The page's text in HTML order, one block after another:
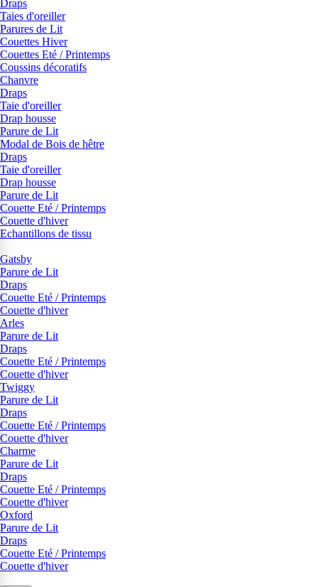
Draps
Taies d'oreiller
Parures de Lit
Couettes Hiver
Couettes Eté / Printemps
Coussins décoratifs
Chanvre
Draps
Taie d'oreiller
Drap housse
Parure de Lit
Modal de Bois de hêtre
Draps
Taie d'oreiller
Drap housse
Parure de Lit
Couette Eté / Printemps
Couette d'hiver
Echantillons de tissu
Gatsby
Parure de Lit
Draps
Couette Eté / Printemps
Couette d'hiver
Arles
Parure de Lit
Draps
Couette Eté / Printemps
Couette d'hiver
Twiggy
Parure de Lit
Draps
Couette Eté / Printemps
Couette d'hiver
Charme
Parure de Lit
Draps
Couette Eté / Printemps
Couette d'hiver
Oxford
Parure de Lit
Draps
Couette Eté / Printemps
Couette d'hiver